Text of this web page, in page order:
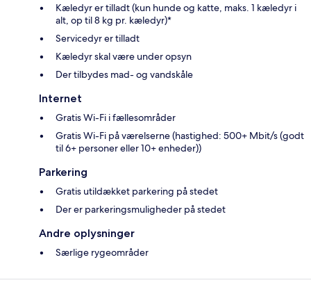
Kæledyr er tilladt (kun hunde og katte, maks. 1 kæledyr i
alt, op til 8 kg pr. kæledyr)*
Servicedyr er tilladt
Kæledyr skal være under opsyn
Der tilbydes mad- og vandskåle
Internet
Gratis Wi-Fi i fællesområder
Gratis Wi-Fi på værelserne (hastighed: 500+ Mbit/s (godt
til 6+ personer eller 10+ enheder))
Parkering
Gratis utildækket parkering på stedet
Der er parkeringsmuligheder på stedet
Andre oplysninger
Særlige rygeområder